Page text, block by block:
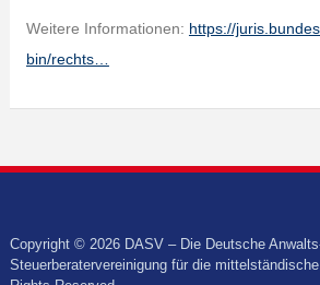
Weitere Informationen: https://
bin/rechts…
Copyright © 2026 DASV – Die Deutsche
Steuerberatervereinigung für die